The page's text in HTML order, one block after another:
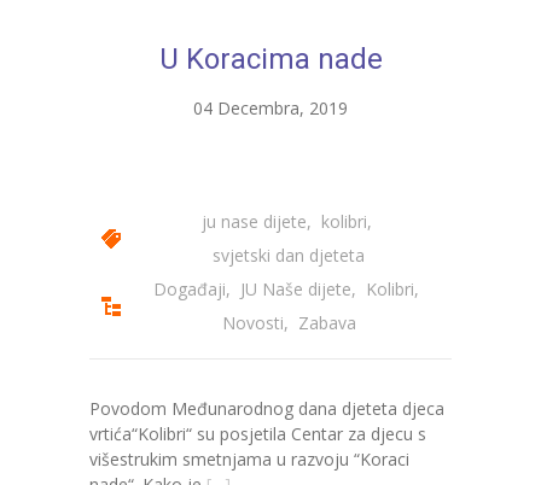
---- Jelenko
---- Snjeguljica
---- Zeko
---- Zvjezdica
U Koracima nade
04 Decembra, 2019
ju nase dijete, kolibri,
svjetski dan djeteta
Događaji, JU Naše dijete, Kolibri,
Novosti, Zabava
Povodom Međunarodnog dana djeteta djeca
vrtića“Kolibri“ su posjetila Centar za djecu s
višestrukim smetnjama u razvoju “Koraci